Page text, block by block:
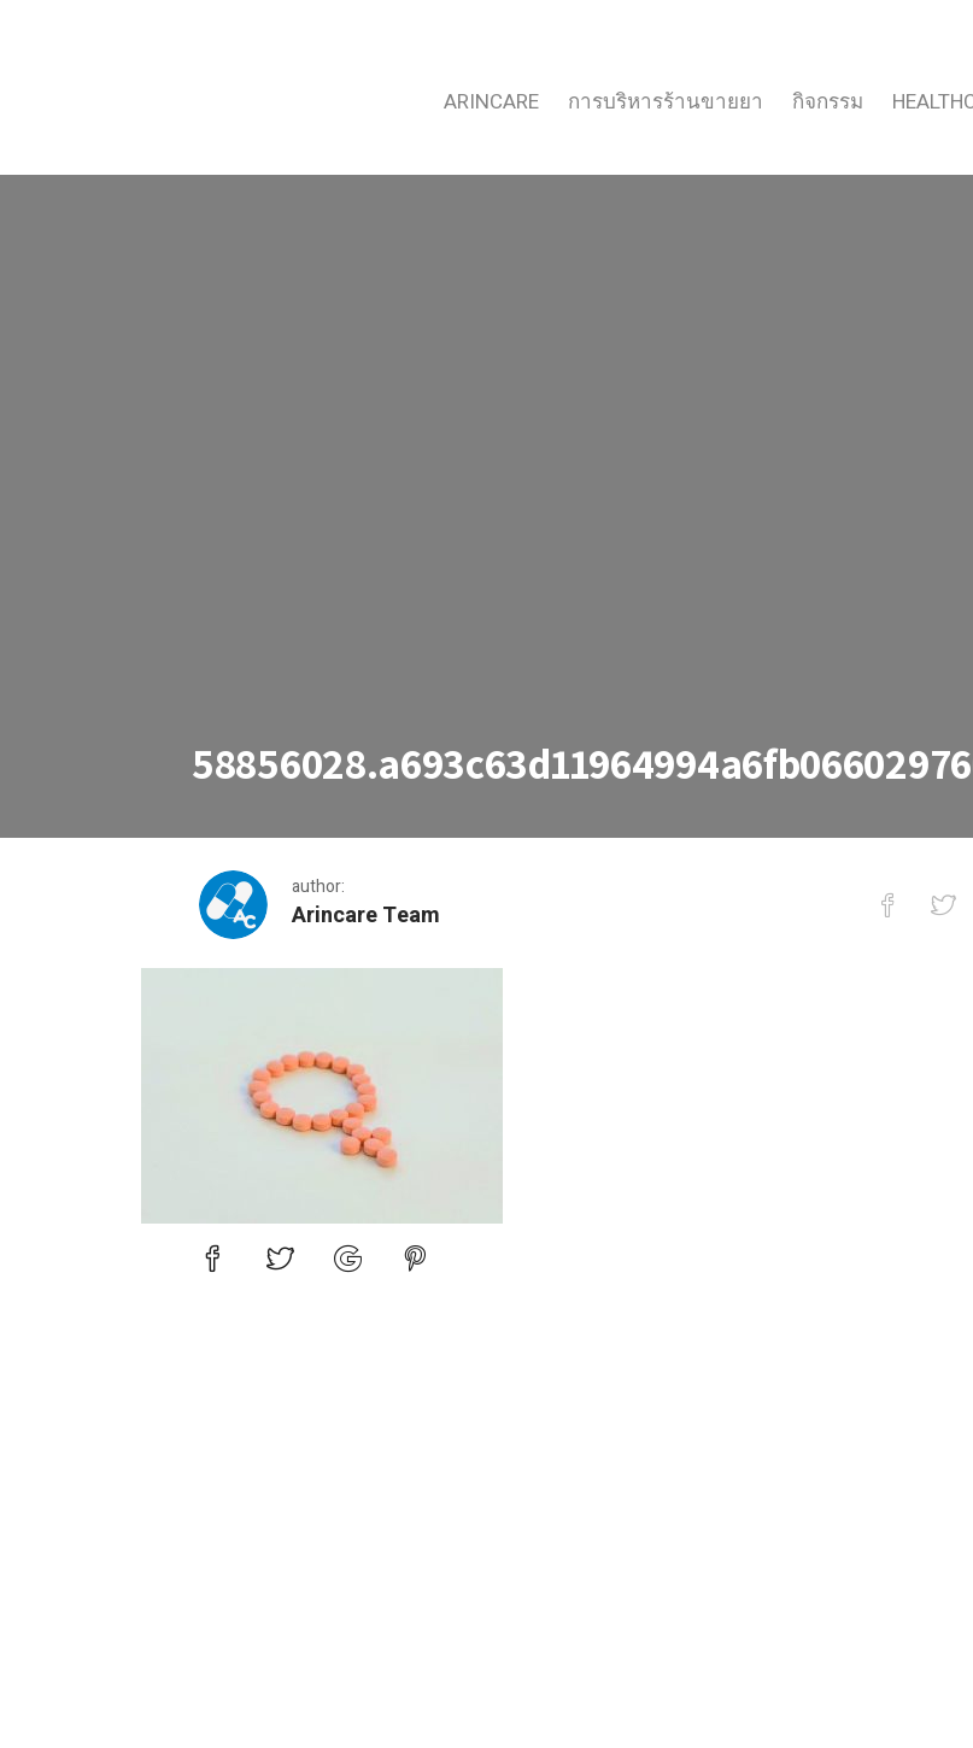
ARINCARE การบริหารร้านขายยา กิจกรรม
author:
Arincare Team
58856028.a693c63d11964994a6fb066029766b4e.20100515